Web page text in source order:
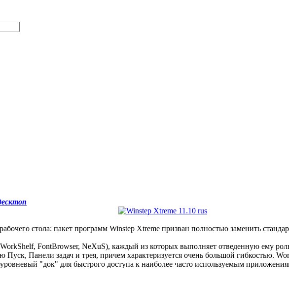
стола: пакет программ Winstep Xtreme призван полностью заменить
FontBrowser, NeXuS), каждый из которых выполняет отведенную ему
Панели задач и трея, причем характеризуется очень большой гибкостью.
"док" для быстрого доступа к наиболее часто используемым